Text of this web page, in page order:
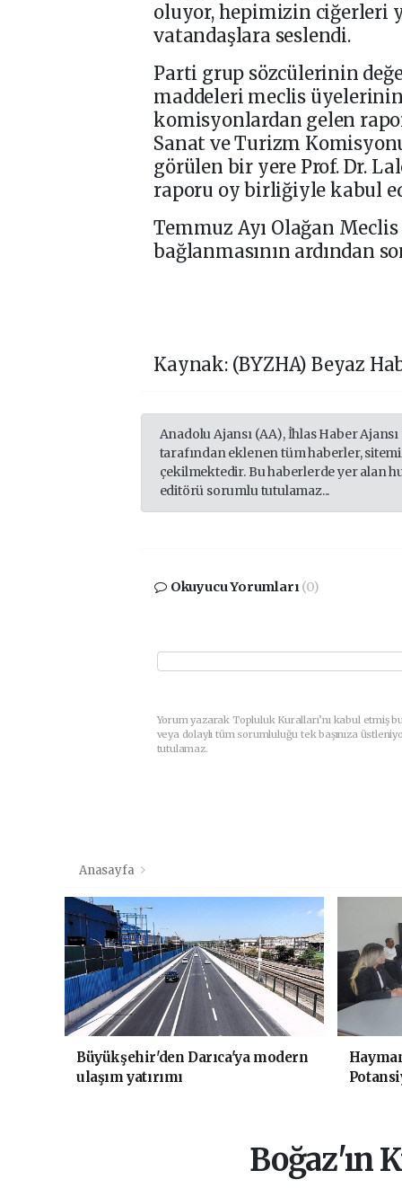
oluyor, hepimizin ciğerleri
vatandaşlara seslendi.
Parti grup sözcülerinin
maddeleri meclis
komisyonlardan gelen
Sanat ve Turizm
görülen bir yere Prof. Dr.
raporu oy birliğiyle kabul
Temmuz Ayı Olağan
bağlanmasının ardından
Kaynak: (BYZHA) Beyaz
Anadolu Ajansı (AA), İhlas Haber
tarafından eklenen tüm haberler,
çekilmektedir. Bu haberlerde yer alan
editörü sorumlu tutulamaz...
Okuyucu Yorumları(0)
Yorum yazarak Topluluk Kuralları’nı kabul etmiş
veya dolaylı tüm sorumluluğu tek başınıza
tutulamaz.
Anasayfa
Büyükşehir'den Darıca'ya modern
ulaşım yatırımı
Boğaz'ın